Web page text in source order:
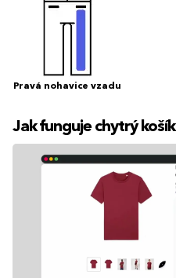
Pravá nohavice vzadu
Jak funguje chytrý košík